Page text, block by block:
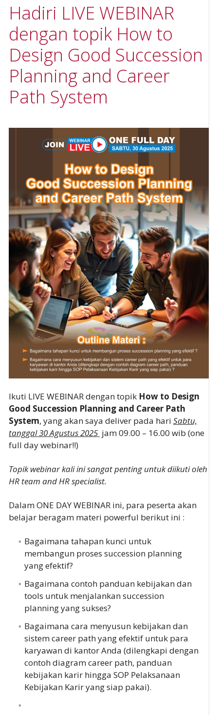
Hadiri LIVE WEBINAR
dengan topik How to
Design Good Succession
Planning and Career
Path System
Ikuti LIVE WEBINAR dengan topik How to Design
Good Succession Planning and Career Path
System, yang akan saya deliver pada hari Sabtu,
tanggal 30 Agustus 2025 jam 09.00 – 16.00 wib (one
full day webinar!!)
Topik webinar kali ini sangat penting untuk diikuti oleh
HR team and HR specialist.
Dalam ONE DAY WEBINAR ini, para peserta akan
belajar beragam materi powerful berikut ini :
Bagaimana tahapan kunci untuk
membangun proses succession planning
yang efektif?
Bagaimana contoh panduan kebijakan dan
tools untuk menjalankan succession
planning yang sukses?
Bagaimana cara menyusun kebijakan dan
sistem career path yang efektif untuk para
karyawan di kantor Anda (dilengkapi dengan
contoh diagram career path, panduan
kebijakan karir hingga SOP Pelaksanaan
Kebijakan Karir yang siap pakai).